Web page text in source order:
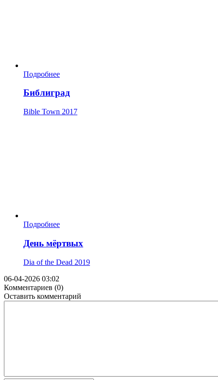
Подробнее
Библиград
Bible Town 2017
Подробнее
День мёртвых
Dia of the Dead 2019
06-04-2026 03:02
Комментариев (0)
Оставить комментарий